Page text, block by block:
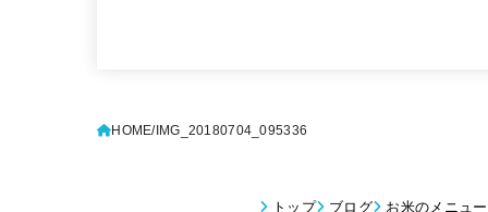
HOME IMG_20180704_095336
トップ ブログ お米のメニュー